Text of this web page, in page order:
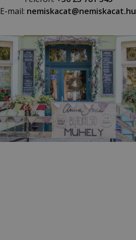
E-mail: nemiskacat@nemiskacat.hu